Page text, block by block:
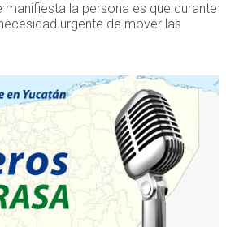
manifiesta la persona es que durante
urgente de mover las